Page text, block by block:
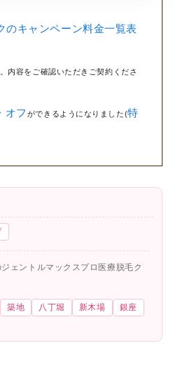
キャンペーン料金一覧表
内容をご確認いただきご契約くださ
オフ ができるようになりました(特
ェントルマックスプロ医療脱毛ク
築地 八丁堀 新木場
銀座